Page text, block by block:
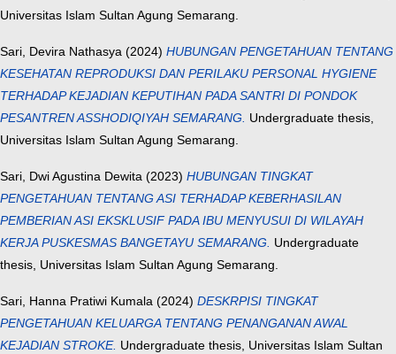
Universitas Islam Sultan Agung Semarang.
Sari, Devira Nathasya (2024) HUBUNGAN PENGETAHUAN TENTANG
KESEHATAN REPRODUKSI DAN PERILAKU PERSONAL HYGIENE
TERHADAP KEJADIAN KEPUTIHAN PADA SANTRI DI PONDOK
PESANTREN ASSHODIQIYAH SEMARANG. Undergraduate thesis,
Universitas Islam Sultan Agung Semarang.
Sari, Dwi Agustina Dewita (2023) HUBUNGAN TINGKAT
PENGETAHUAN TENTANG ASI TERHADAP KEBERHASILAN
PEMBERIAN ASI EKSKLUSIF PADA IBU MENYUSUI DI WILAYAH
KERJA PUSKESMAS BANGETAYU SEMARANG. Undergraduate
thesis, Universitas Islam Sultan Agung Semarang.
Sari, Hanna Pratiwi Kumala (2024) DESKRPISI TINGKAT
PENGETAHUAN KELUARGA TENTANG PENANGANAN AWAL
KEJADIAN STROKE. Undergraduate thesis, Universitas Islam Sultan